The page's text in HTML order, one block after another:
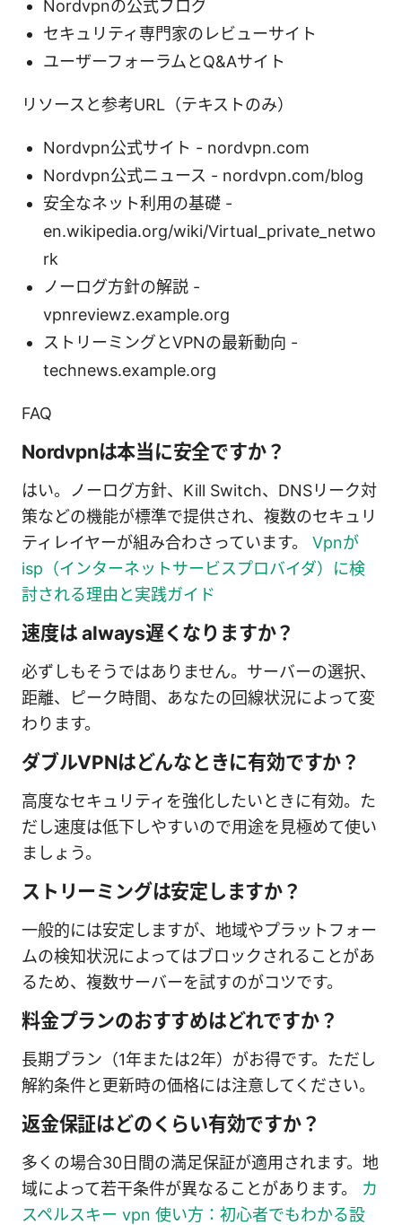
Nordvpnの公式ブログ
セキュリティ専門家のレビューサイト
ユーザーフォーラムとQ&Aサイト
リソースと参考URL（テキストのみ）
Nordvpn公式サイト - nordvpn.com
Nordvpn公式ニュース - nordvpn.com/blog
安全なネット利用の基礎 -
en.wikipedia.org/wiki/Virtual_private_netwo
rk
ノーログ方針の解説 -
vpnreviewz.example.org
ストリーミングとVPNの最新動向 -
technews.example.org
FAQ
Nordvpnは本当に安全ですか？
はい。ノーログ方針、Kill Switch、DNSリーク対
策などの機能が標準で提供され、複数のセキュリ
ティレイヤーが組み合わさっています。 Vpnが
isp（インターネットサービスプロバイダ）に検
討される理由と実践ガイド
速度は always遅くなりますか？
必ずしもそうではありません。サーバーの選択、
距離、ピーク時間、あなたの回線状況によって変
わります。
ダブルVPNはどんなときに有効ですか？
高度なセキュリティを強化したいときに有効。た
だし速度は低下しやすいので用途を見極めて使い
ましょう。
ストリーミングは安定しますか？
一般的には安定しますが、地域やプラットフォー
ムの検知状況によってはブロックされることがあ
るため、複数サーバーを試すのがコツです。
料金プランのおすすめはどれですか？
長期プラン（1年または2年）がお得です。ただし
解約条件と更新時の価格には注意してください。
返金保証はどのくらい有効ですか？
多くの場合30日間の満足保証が適用されます。地
域によって若干条件が異なることがあります。 カ
スペルスキー vpn 使い方：初心者でもわかる設